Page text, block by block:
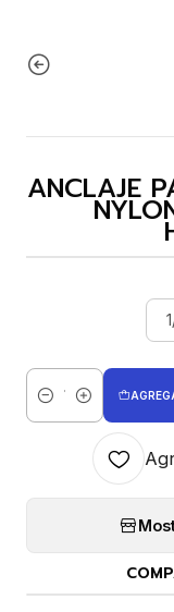
ANCLAJE
Cantidad